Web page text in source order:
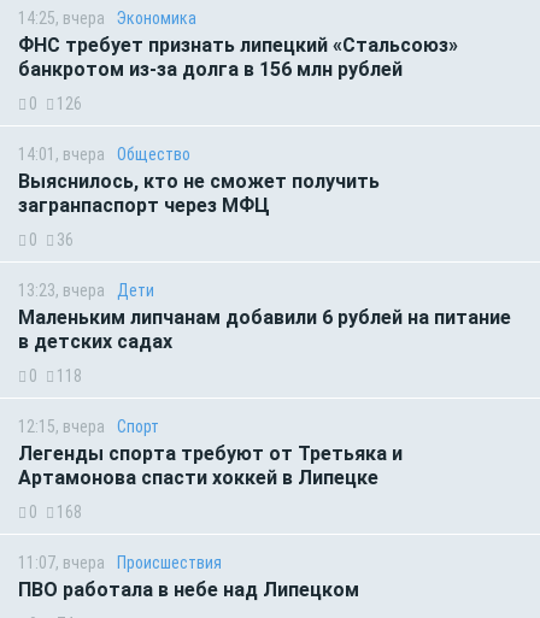
14:25, вчера Экономика
ФНС требует признать липецкий «Стальсоюз»
банкротом из-за долга в 156 млн рублей
0 126
14:01, вчера Общество
Выяснилось, кто не сможет получить
загранпаспорт через МФЦ
0 36
13:23, вчера Дети
Маленьким липчанам добавили 6 рублей на питание
в детских садах
0 118
12:15, вчера Спорт
Легенды спорта требуют от Третьяка и
Артамонова спасти хоккей в Липецке
0 168
11:07, вчера Происшествия
ПВО работала в небе над Липецком